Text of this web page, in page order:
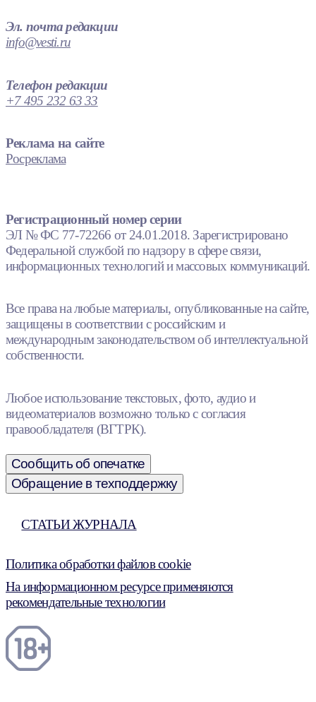
Эл. почта редакции
info@vesti.ru
Телефон редакции
+7 495 232 63 33
Реклама на сайте
Росреклама
Регистрационный номер серии
ЭЛ № ФС 77-72266 от 24.01.2018. Зарегистрировано
Федеральной службой по надзору в сфере связи,
информационных технологий и массовых коммуникаций.
Все права на любые материалы, опубликованные на сайте,
защищены в соответствии с российским и
международным законодательством об интеллектуальной
собственности.
Любое использование текстовых, фото, аудио и
видеоматериалов возможно только с согласия
правообладателя (ВГТРК).
Сообщить об опечатке
Обращение в техподдержку
СТАТЬИ ЖУРНАЛА
Политика обработки файлов cookie
На информационном ресурсе применяются
рекомендательные технологии